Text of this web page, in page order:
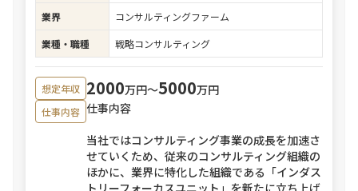
業界
コンサルティングファーム
業種・職種
戦略コンサルティング
想定年収 2000万円〜5000万円
仕事内容 仕事内容
当社ではコンサルティング事業の成長を加速さ
せていくため、従来のコンサルティング組織の
ほかに、業界に特化した組織である「インダス
トリーフォーカスユニット」を新たに立ち上げ